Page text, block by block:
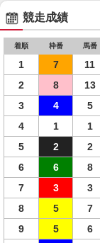
競走成績
着順 枠番 馬番
1 7 11
2
8 13
3
4 5
4
1 1
5
2 2
6
6 8
7
3 3
8
5 7
9
5 6